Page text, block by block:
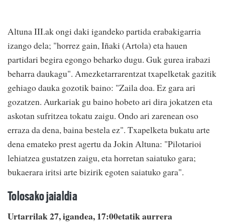
Altuna III.ak ongi daki igandeko partida erabakigarria
izango dela; "horrez gain, Iñaki (Artola) eta hauen
partidari begira egongo beharko dugu. Guk gurea irabazi
beharra daukagu". Amezketarrarentzat txapelketak gazitik
gehiago dauka gozotik baino: "Zaila doa. Ez gara ari
gozatzen. Aurkariak gu baino hobeto ari dira jokatzen eta
askotan sufritzea tokatu zaigu. Ondo ari zarenean oso
erraza da dena, baina bestela ez". Txapelketa bukatu arte
dena emateko prest agertu da Jokin Altuna: "Pilotarioi
lehiatzea gustatzen zaigu, eta horretan saiatuko gara;
bukaerara iritsi arte bizirik egoten saiatuko gara".
Tolosako jaialdia
Urtarrilak 27, igandea, 17:00etatik aurrera